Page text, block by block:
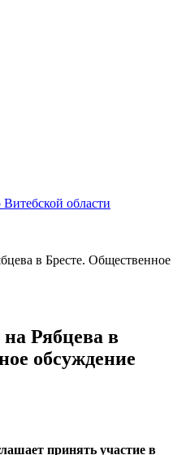
области
в Бресте. Общественное
Рябцева в
обсуждение
принять участие в